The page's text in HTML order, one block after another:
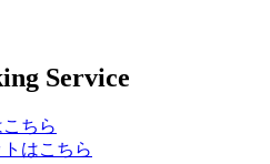
Service